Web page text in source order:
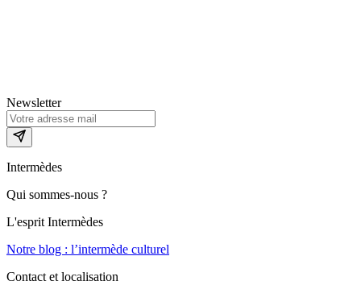
Newsletter
Intermèdes
Qui sommes-nous ?
L'esprit Intermèdes
Notre blog : l’intermède culturel
Contact et localisation